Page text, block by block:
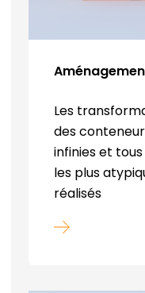
Les
des
infinies et
les plus
réalisés